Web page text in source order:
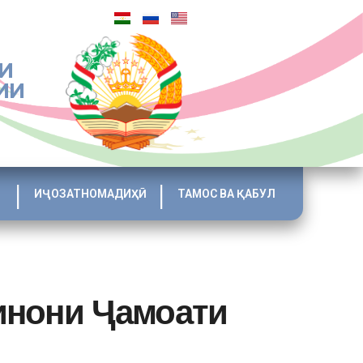
ИҶОЗАТНОМАДИҲӢ ТАМОС ВА ҚАБУЛ
Ҷамоати